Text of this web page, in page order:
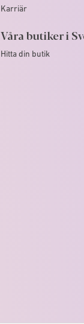
Karriär
Våra butiker i
Hitta din butik